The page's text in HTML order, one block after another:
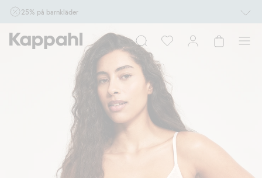
25% på barnkläder
10.00. Ej Newbie. Gäller för dig som är eller blir medlem. Kan ej kombineras med
andra rabatter eller erbjudanden.
Shoppa nu